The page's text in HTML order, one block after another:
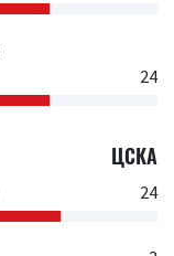
24
ЦСКА
24